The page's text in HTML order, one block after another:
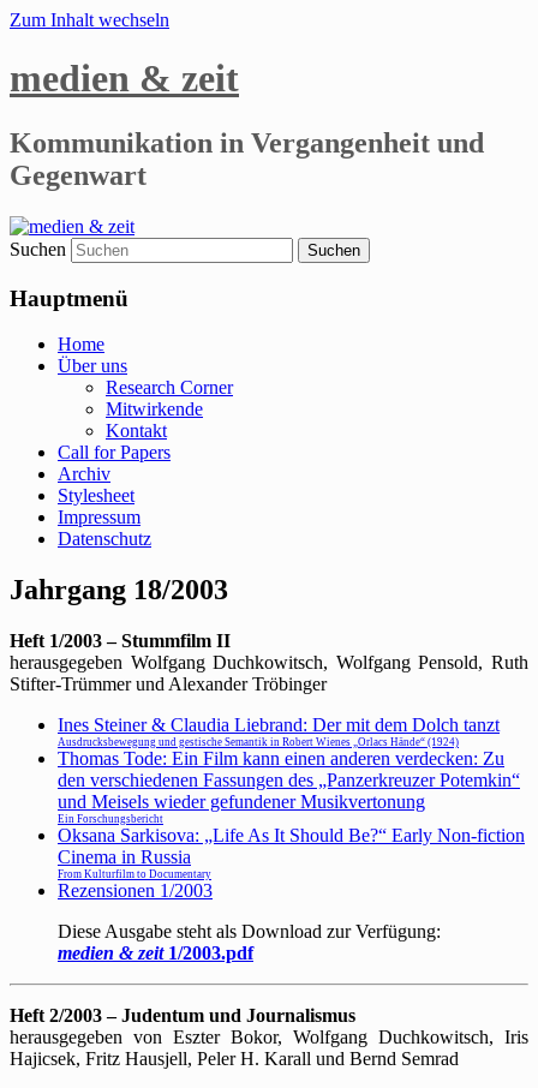
Zum Inhalt wechseln
medien & zeit
Kommunikation in Vergangenheit und
Gegenwart
Suchen
Hauptmenü
Home
Über uns
Research Corner
Mitwirkende
Kontakt
Call for Papers
Archiv
Stylesheet
Impressum
Datenschutz
Jahrgang 18/2003
Heft 1/2003 – Stummfilm II
herausgegeben Wolfgang Duchkowitsch, Wolfgang Pensold, Ruth
Stifter-Trümmer und Alexander Tröbinger
Ines Steiner & Claudia Liebrand: Der mit dem Dolch tanzt
Ausdrucksbewegung und gestische Semantik in Robert Wienes „Orlacs Hände“ (1924)
Thomas Tode: Ein Film kann einen anderen verdecken: Zu
den verschiedenen Fassungen des „Panzerkreuzer Potemkin“
und Meisels wieder gefundener Musikvertonung
Ein Forschungsbericht
Oksana Sarkisova: „Life As It Should Be?“ Early Non-fiction
Cinema in Russia
From Kulturfilm to Documentary
Rezensionen 1/2003
Diese Ausgabe steht als Download zur Verfügung:
medien & zeit1/2003.pdf
Heft 2/2003 – Judentum und Journalismus
herausgegeben von Eszter Bokor, Wolfgang Duchkowitsch, Iris
Hajicsek, Fritz Hausjell, Peler H. Karall und Bernd Semrad